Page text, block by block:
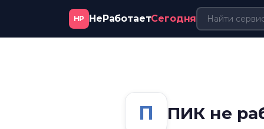
НР НеРаботаетСегодня
П ПИК не